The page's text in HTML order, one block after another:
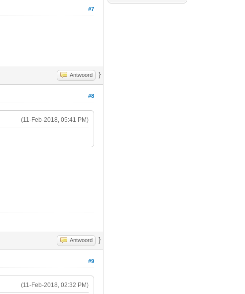
#7
Antwoord }
#8
(11-Feb-2018, 05:41 PM)
Antwoord }
#9
(11-Feb-2018, 02:32 PM)